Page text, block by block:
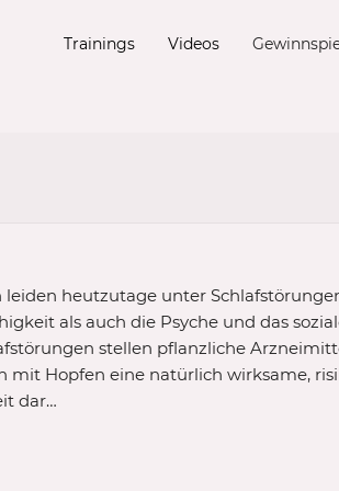
Trainings Videos
heutzutage unter
als auch die Psyche und das
stellen pflanzliche
mit Hopfen eine natürlich wirksame,
dar…